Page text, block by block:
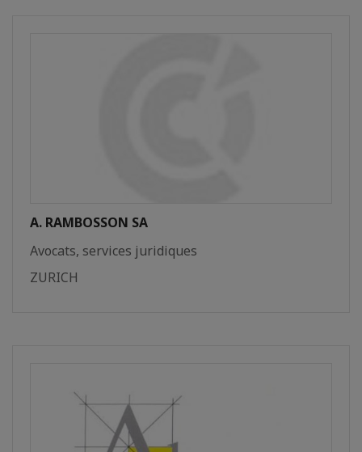
A. RAMBOSSON SA
Avocats, services juridiques
ZURICH